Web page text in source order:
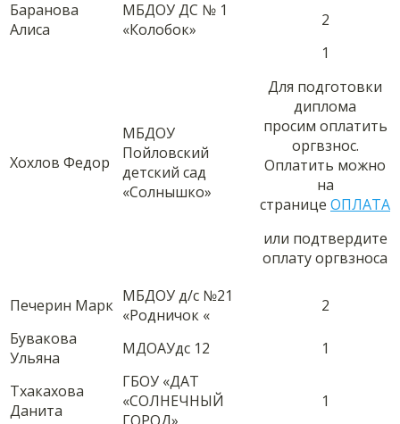
Баранова
Алиса
МБДОУ ДС № 1
«Колобок»
2
Хохлов Федор
МБДОУ
Пойловский
детский сад
«Солнышко»
1
Для подготовки
диплома
просим оплатить
оргвзнос.
Оплатить можно
на
странице ОПЛАТА
или подтвердите
оплату оргвзноса
Печерин Марк МБДОУ д/с №21
«Родничок «
2
Бувакова
Ульяна
МДОАУдс 12 1
Тхакахова
Данита
ГБОУ «ДАТ
«СОЛНЕЧНЫЙ
1